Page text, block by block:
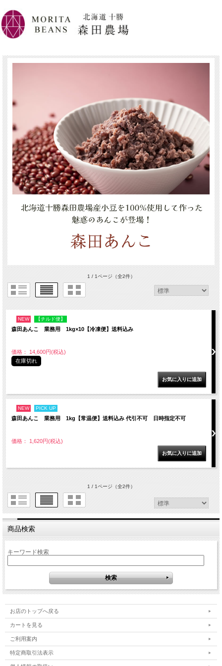
1 / 1ページ（全2件）
NEW 【チルド便】
森田あんこ 業務用 1kg×10【冷凍便】送料込み
価格： 14,600円(税込)
在庫切れ
NEW PICK UP
森田あんこ 業務用 1kg【常温便】送料込み 代引不可 日時指定不可
価格： 1,620円(税込)
1 / 1ページ（全2件）
商品検索
キーワード検索
お店のトップへ戻る
カートを見る
ご利用案内
特定商取引法表示